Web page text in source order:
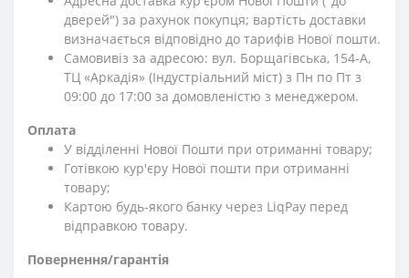
дверей") за рахунок покупця; вартість доставки
визначається відповідно до тарифів Нової пошти.
Самовивіз за адресою: вул. Борщагівська, 154-А,
ТЦ «Аркадія» (Індустріальний міст) з Пн по Пт з
09:00 до 17:00 за домовленістю з менеджером.
Оплата
У відділенні Нової Пошти при отриманні товару;
Готівкою кур'єру Нової пошти при отриманні
товару;
Картою будь-якого банку через LiqPay перед
відправкою товару.
Повернення/гарантія